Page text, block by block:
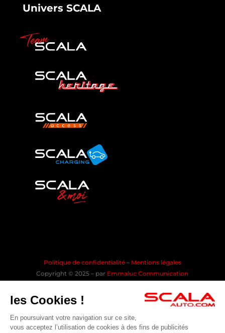
Univers SCALA
Politique de confidentialité – Mentions légales
Copyright © 2025 – par Emmaluc Communication
Rejoindre la communauté SCALA
les Cookies !
En poursuivant votre navigation sur ce site,
vous acceptez l’utilisation de cookies à des fins de publicités